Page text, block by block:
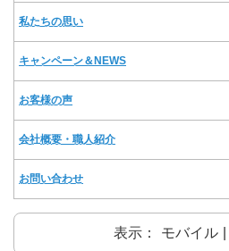
私たちの思い
キャンペーン＆NEWS
お客様の声
会社概要・職人紹介
お問い合わせ
表示： モバイル